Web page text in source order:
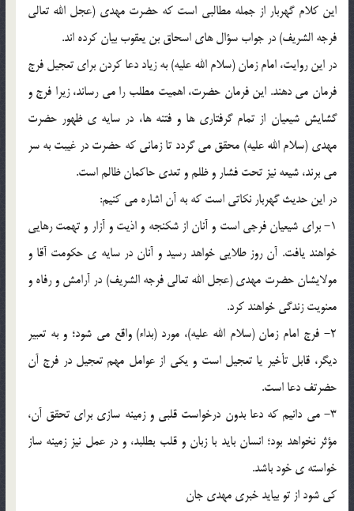
این کلام گهربار از جمله مطالبی است که حضرت مهدی (عجل الله تعالی
فرجه الشریف) در جواب سؤال های اسحاق بن یعقوب بیان کرده اند.
در این روایت، امام زمان (سلام الله علیه) به زیاد دعا کردن برای تعجیل فرج
فرمان می دهند. این فرمان حضرت، اهمیت مطلب را می رساند، زیرا فرج و
گشایش شیعیان از تمام گرفتاری ها و فتنه ها، در سایه ی ظهور حضرت
مهدی (سلام الله علیه) محقق می گردد تا زمانی که حضرت در غیبت به سر
می برند، شیعه نیز تحت فشار و ظلم و تعدی حاکمان ظالم است.
در این حدیث گهربار نکاتی است که به آن اشاره می کنیم:
1- برای شیعیان فرجی است و آنان از شکنجه و اذیت و آزار و تهمت رهایی
خواهند یافت. آن روز طلایی خواهد رسید و آنان در سایه ی حکومت آقا و
مولایشان حضرت مهدی (عجل الله تعالی فرجه الشریف) در آرامش و رفاه و
معنویت زندگی خواهند کرد.
2- فرج امام زمان (سلام الله علیه)، مورد (بداء) واقع می شود؛ و به تعبیر
دیگر، قابل تأخیر یا تعجیل است و یکی از عوامل مهم تعجیل در فرج آن
حضرتف دعا است.
3- می دانیم که دعا بدون درخواست قلبی و زمینه سازی برای تحقق آن،
مؤثر نخواهد بود؛ انسان باید با زبان و قلب بطلبد، و در عمل نیز زمینه ساز
خواسته ی خود باشد.
کی شود از تو بیاید خبری مهدی جان